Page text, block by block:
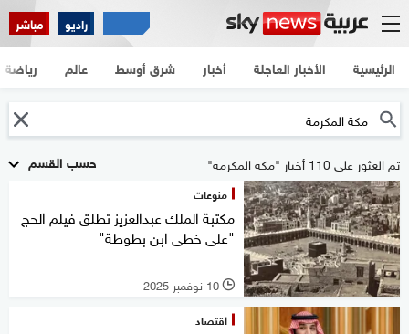
راديو مباشر
الرئيسية الأخبار العاجلة أخبار شرق أوسط عالم رياضة
حسب القسم تم العثور على 110 أخبار "مكة المكرمة"
منوعات
مكتبة الملك عبدالعزيز تطلق فيلم الحج
"على خطى ابن بطوطة"
l 10 نوفمبر 2025
اقتصاد